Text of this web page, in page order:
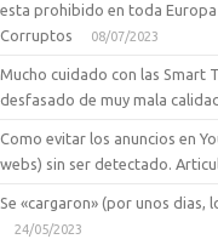
esta prohibido en toda
Corruptos
08/07/2023
Mucho cuidado con las Smart
desfasado de muy mala
Como evitar los anuncios en
webs) sin ser detectado.
Se «cargaron» (por unos dias,
24/05/2023